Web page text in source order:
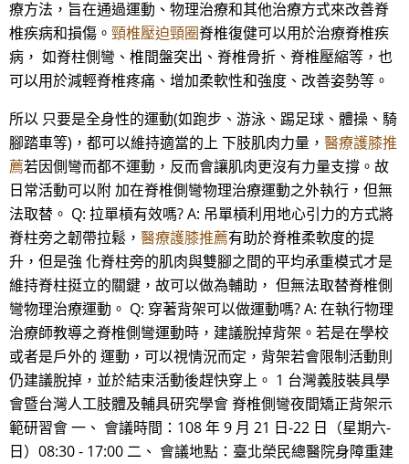
療方法，旨在通過運動、物理治療和其他治療方式來改善脊
椎疾病和損傷。 頸椎壓迫頸圈脊椎復健可以用於治療脊椎疾
病， 如脊柱側彎、椎間盤突出、脊椎骨折、脊椎壓縮等，也
可以用於減輕脊椎疼痛、增加柔軟性和強度、改善姿勢等。
所以 只要是全身性的運動(如跑步、游泳、踢足球、體操、騎
腳踏車等)，都可以維持適當的上 下肢肌肉力量， 醫療護膝推
薦若因側彎而都不運動，反而會讓肌肉更沒有力量支撐。故
日常活動可以附 加在脊椎側彎物理治療運動之外執行，但無
法取替。 Q: 拉單槓有效嗎? A: 吊單槓利用地心引力的方式將
脊柱旁之韌帶拉鬆， 醫療護膝推薦有助於脊椎柔軟度的提
升，但是強 化脊柱旁的肌肉與雙腳之間的平均承重模式才是
維持脊柱挺立的關鍵，故可以做為輔助， 但無法取替脊椎側
彎物理治療運動。 Q: 穿著背架可以做運動嗎? A: 在執行物理
治療師教導之脊椎側彎運動時，建議脫掉背架。若是在學校
或者是戶外的 運動，可以視情況而定，背架若會限制活動則
仍建議脫掉，並於結束活動後趕快穿上。 1 台灣義肢裝具學
會暨台灣人工肢體及輔具研究學會 脊椎側彎夜間矯正背架示
範研習會 一、 會議時間：108 年 9 月 21 日-22 日（星期六-
日）08:30 - 17:00 二、 會議地點：臺北榮民總醫院身障重建